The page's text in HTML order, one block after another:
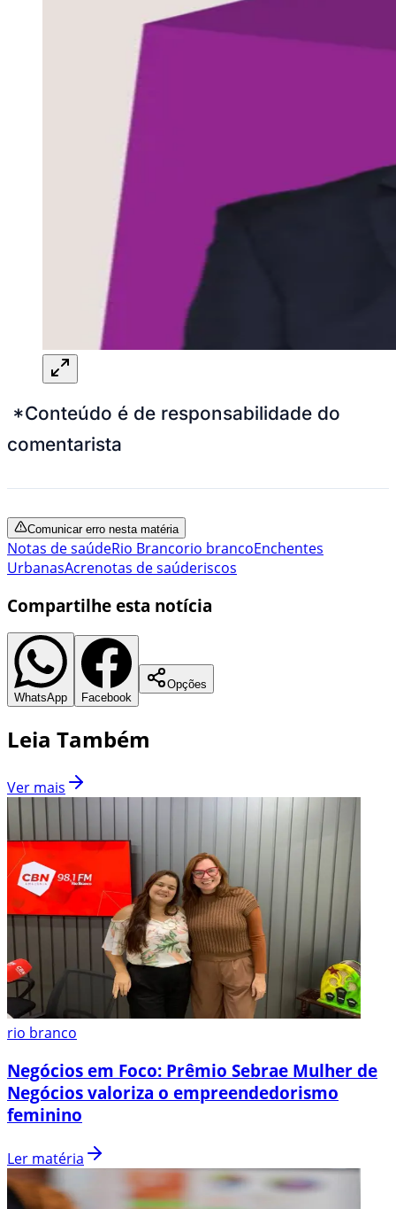
*Conteúdo é de responsabilidade do
comentarista
Comunicar erro nesta matéria
Notas de saúdeRio Brancorio brancoEnchentes
UrbanasAcrenotas de saúderiscos
Compartilhe esta notícia
WhatsApp Facebook
Opções
Leia Também
Ver mais
rio branco
Negócios em Foco: Prêmio Sebrae Mulher de
Negócios valoriza o empreendedorismo
feminino
Ler matéria